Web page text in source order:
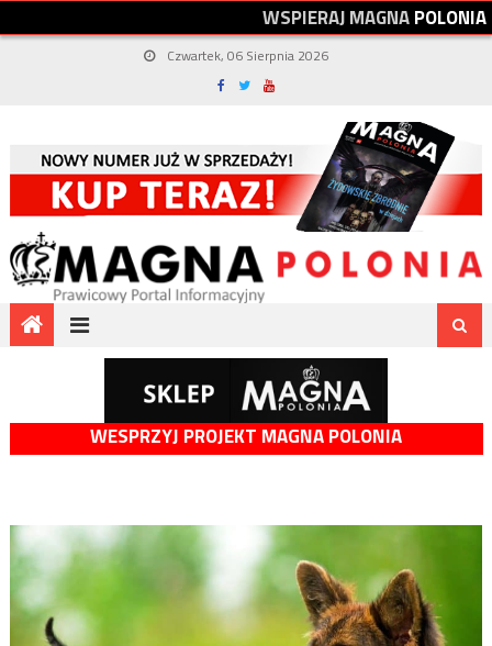
WSPIERAJMAGNAPOLONIA
Czwartek, 06 Sierpnia 2026
WESPRZYJ PROJEKT MAGNA POLONIA